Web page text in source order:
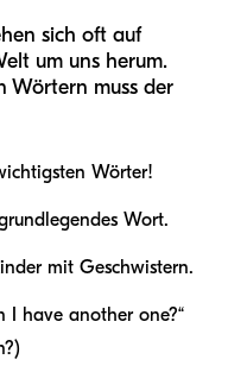
sich oft auf
um uns herum.
Wörtern muss der
Wörter!
Wort.
mit Geschwistern.
I have another one?“